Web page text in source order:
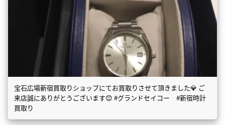
宝石広場新宿買取りショップにてお買取りさせて頂きました💎 ご
来店誠にありがとうございます😊 #グランドセイコー #新宿時計
買取り